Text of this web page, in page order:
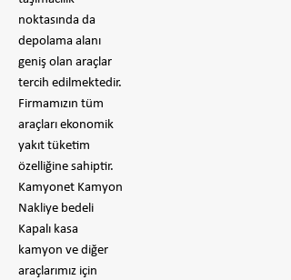
noktasında da
depolama alanı
geniş olan araçlar
tercih edilmektedir.
Firmamızın tüm
araçları ekonomik
yakıt tüketim
özelliğine sahiptir.
Kamyonet Kamyon
Nakliye bedeli
Kapalı kasa
kamyon ve diğer
araçlarımız için